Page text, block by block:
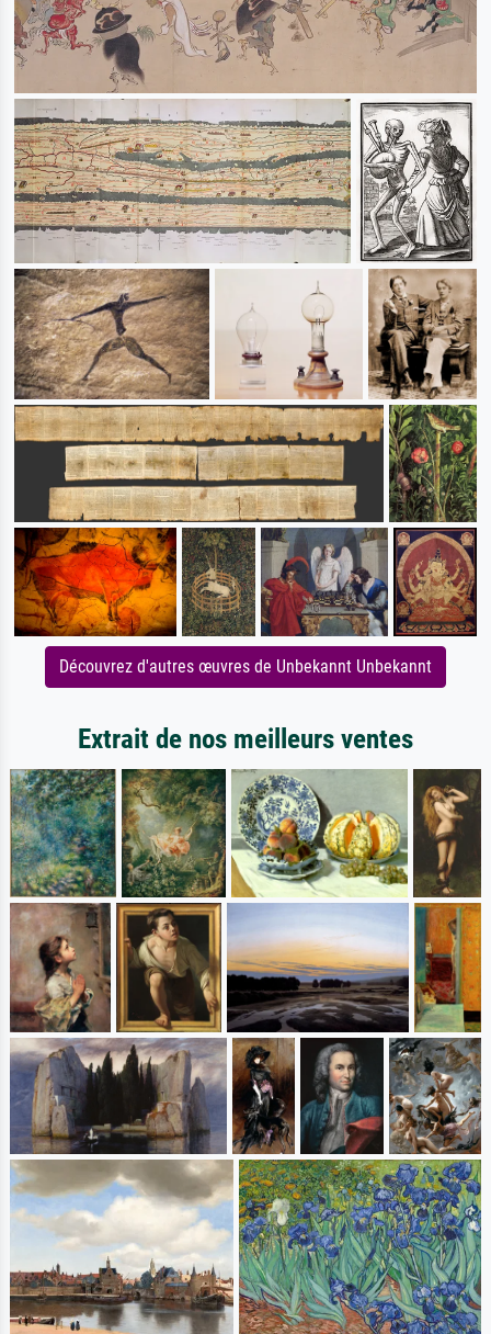
Découvrez d'autres œuvres de Unbekannt Unbekannt
Extrait de nos meilleurs ventes